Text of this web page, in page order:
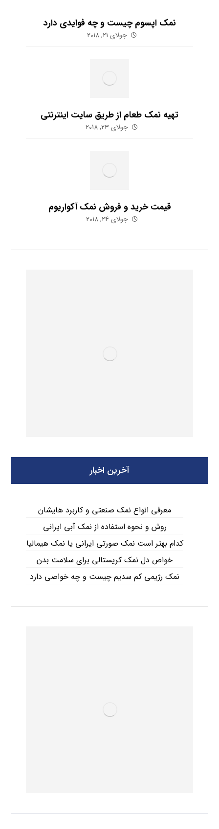
نمک اپسوم چیست و چه فوایدی دارد
جولای 21, 2018
تهیه نمک طعام از طریق سایت اینترنتی
جولای 23, 2018
قیمت خرید و فروش نمک آکواریوم
جولای 24, 2018
آخرین اخبار
معرفی انواع نمک صنعتی و کاربرد هایشان
روش و نحوه استفاده از نمک آبی ایرانی
کدام بهتر است نمک صورتی ایرانی یا نمک هیمالیا
خواص دل نمک کریستالی برای سلامت بدن
نمک رژیمی کم سدیم چیست و چه خواصی دارد